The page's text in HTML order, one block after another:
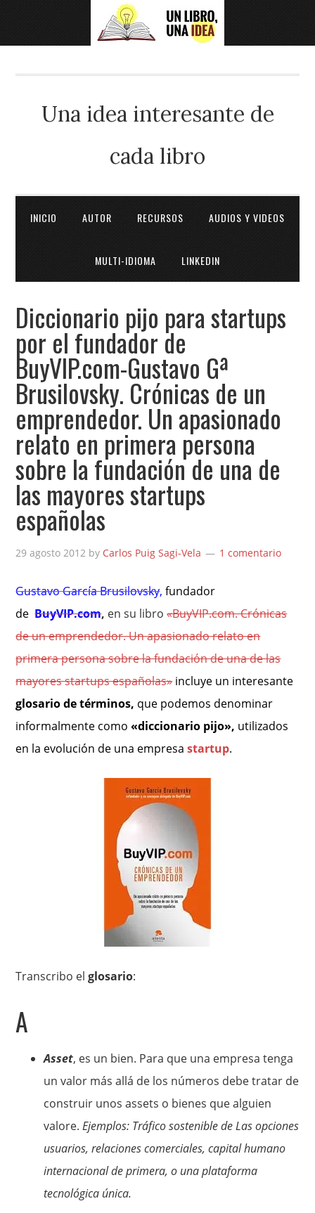
Una idea interesante de
cada libro
INICIO AUTOR RECURSOS AUDIOS Y VIDEOS
MULTI-IDIOMA LINKEDIN
Diccionario pijo para startups
por el fundador de
BuyVIP.com-Gustavo Gª
Brusilovsky. Crónicas de un
emprendedor. Un apasionado
relato en primera persona
sobre la fundación de una de
las mayores startups
españolas
29 agosto 2012 by Carlos Puig Sagi-Vela 1 comentario
Gustavo García Brusilovsky,fundador
de BuyVIP.com, en su libro«BuyVIP.com. Crónicas
de un emprendedor. Un apasionado relato en
primera persona sobre la fundación de una de las
mayores startups españolas»incluye un interesante
glosario de términos, que podemos denominar
informalmente como «diccionario pijo», utilizados
en la evolución de una empresastartup.
Transcribo elglosario:
A
Asset, es un bien. Para que una empresa tenga
un valor más allá de los números debe tratar de
construir unos assets o bienes que alguien
valore.Ejemplos: Tráfico sostenible de Las opciones
usuarios, relaciones comerciales, capital humano
internacional de primera, o una plataforma
tecnológica única.